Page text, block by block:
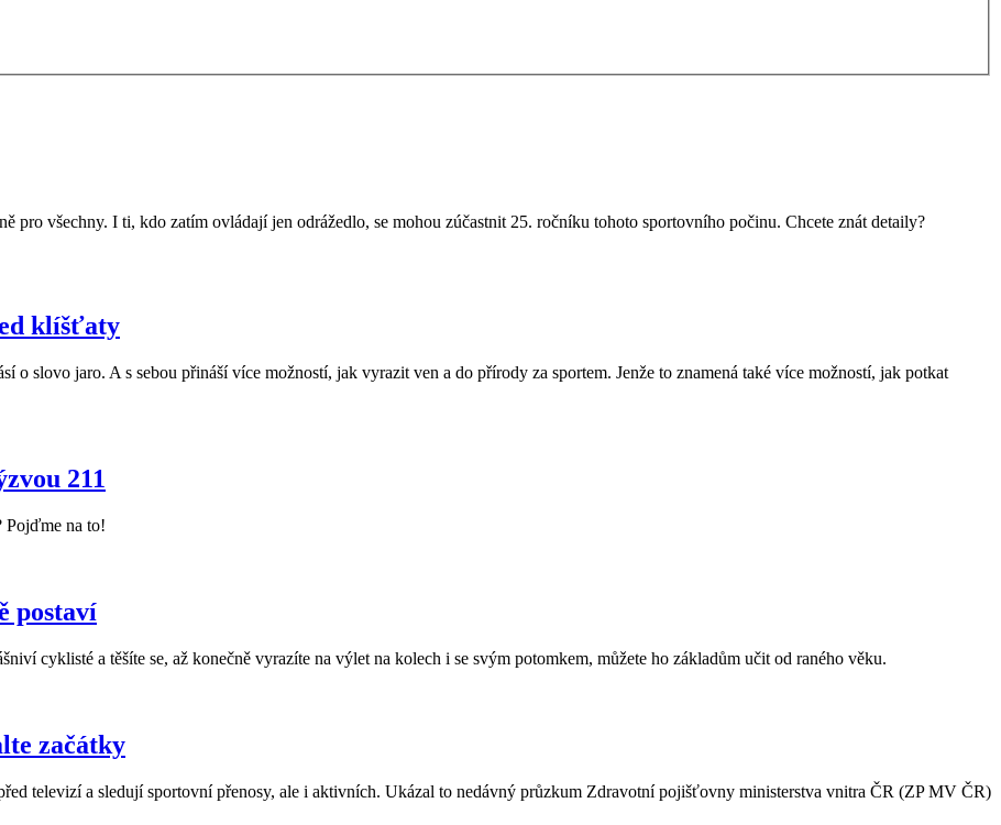
pro všechny. I ti, kdo zatím ovládají jen odrážedlo, se mohou zúčastnit 25. ročníku tohoto sportovního počinu. Chcete znát detaily?
klíšťaty
o slovo jaro. A s sebou přináší více možností, jak vyrazit ven a do přírody za sportem. Jenže to znamená také více možností, jak potkat
211
Pojďme na to!
postaví
cyklisté a těšíte se, až konečně vyrazíte na výlet na kolech i se svým potomkem, můžete ho základům učit od raného věku.
začátky
televizí a sledují sportovní přenosy, ale i aktivních. Ukázal to nedávný průzkum Zdravotní pojišťovny ministerstva vnitra ČR (ZP MV ČR)